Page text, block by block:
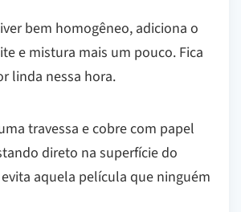
bem homogêneo, adiciona o
e mistura mais um pouco. Fica
linda nessa hora.
travessa e cobre com papel
direto na superfície do
aquela película que ninguém